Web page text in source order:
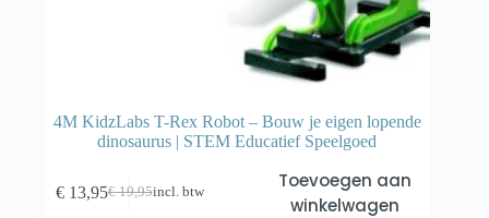
4M KidzLabs T-Rex Robot – Bouw je eigen lopende
dinosaurus | STEM Educatief Speelgoed
€19,95
Oorspronkelijke
€13,95Huidigeincl. btw
Toevoegen aan
winkelwagen